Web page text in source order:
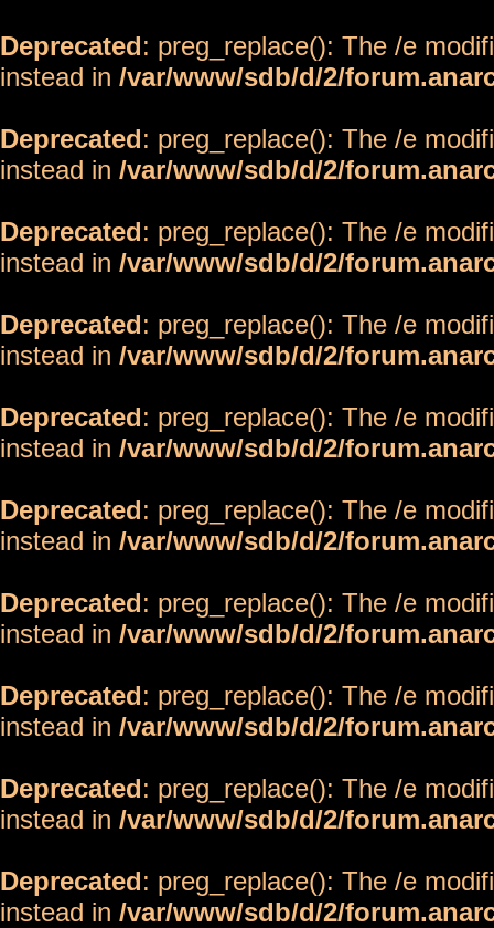
Deprecated: preg_replace(): The /e
instead in /var/www/sdb/d/2/
Deprecated: preg_replace(): The /e
instead in /var/www/sdb/d/2/
Deprecated: preg_replace(): The /e
instead in /var/www/sdb/d/2/
Deprecated: preg_replace(): The /e
instead in /var/www/sdb/d/2/
Deprecated: preg_replace(): The /e
instead in /var/www/sdb/d/2/
Deprecated: preg_replace(): The /e
instead in /var/www/sdb/d/2/
Deprecated: preg_replace(): The /e
instead in /var/www/sdb/d/2/
Deprecated: preg_replace(): The /e
instead in /var/www/sdb/d/2/
Deprecated: preg_replace(): The /e
instead in /var/www/sdb/d/2/
Deprecated: preg_replace(): The /e
instead in /var/www/sdb/d/2/